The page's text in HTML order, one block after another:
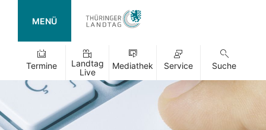
MENÜ
Termine
Landtag
Live
Mediathek Service Suche